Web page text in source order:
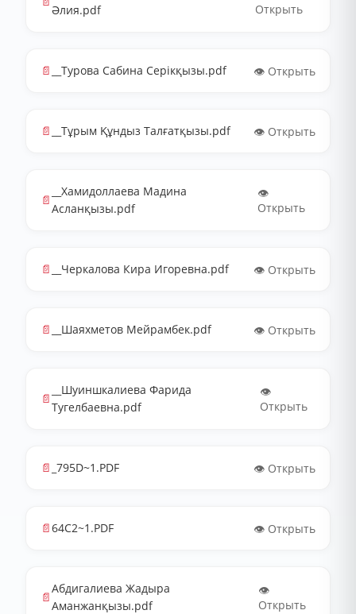
Әлия.pdf
Открыть
📄 __Турова Сабина Серікқызы.pdf 👁️ Открыть
📄 __Тұрым Құндыз Талғатқызы.pdf 👁️ Открыть
📄
__Хамидоллаева Мадина
Асланқызы.pdf
👁️
Открыть
📄 __Черкалова Кира Игоревна.pdf 👁️ Открыть
📄 __Шаяхметов Мейрамбек.pdf 👁️ Открыть
📄
__Шуиншкалиева Фарида
Тугелбаевна.pdf
👁️
Открыть
📄 _795D~1.PDF 👁️ Открыть
📄64C2~1.PDF 👁️ Открыть
📄
Абдигалиева Жадыра
Аманжанқызы.pdf
👁️
Открыть